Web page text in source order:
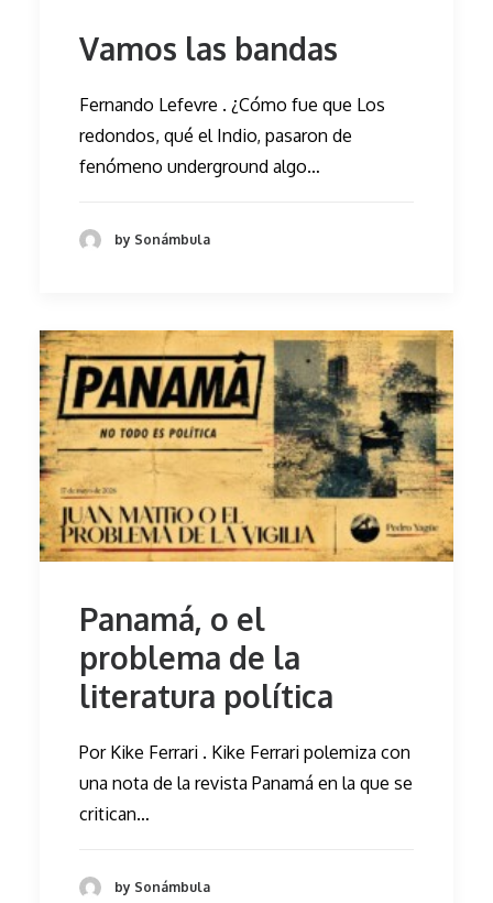
Vamos las bandas
Fernando Lefevre . ¿Cómo fue que Los
redondos, qué el Indio, pasaron de
fenómeno underground algo…
by Sonámbula
Panamá, o el
problema de la
literatura política
Por Kike Ferrari . Kike Ferrari polemiza con
una nota de la revista Panamá en la que se
critican…
by Sonámbula